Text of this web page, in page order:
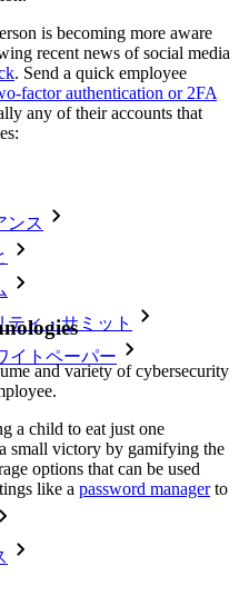
ンス
ィ・サミット
イトペーパー
is becoming more aware
recent news of social media
. Send a quick employee
factor authentication or 2FA
any of their accounts that
and variety of cybersecurity
a child to eat just one
small victory by gamifying the
options that can be used
like a password managerto